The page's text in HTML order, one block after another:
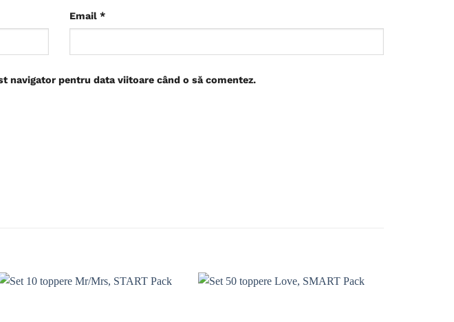
Email *
navigator pentru data viitoare când o să comentez.